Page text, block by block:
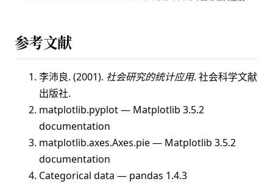
参考文献
李沛良. (2001). 社会研究的统计应用. 社会科学文献
出版社.
matplotlib.pyplot — Matplotlib 3.5.2
documentation
matplotlib.axes.Axes.pie — Matplotlib 3.5.2
documentation
Categorical data — pandas 1.4.3